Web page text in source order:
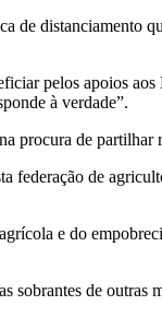
de
pelos apoios
à verdade”.
procura de
de
e do
sobrantes de